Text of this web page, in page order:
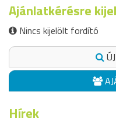
Ajánlatkérésre
Nincs kijelölt fordító
Hírek